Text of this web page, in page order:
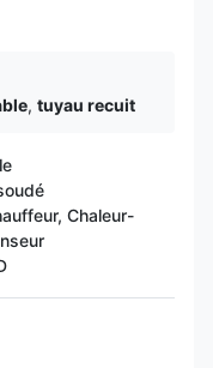
, tuyau recuit
Chaleur-